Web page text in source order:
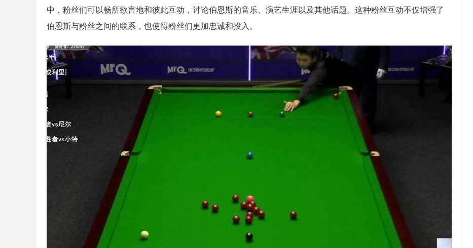
中，粉丝们可以畅所欲言地和彼此互动，讨论伯恩斯的音乐、演艺生涯以及其他话题。这种粉丝互动不仅增强了
伯恩斯与粉丝之间的联系，也使得粉丝们更加忠诚和投入。